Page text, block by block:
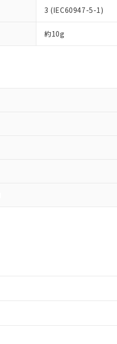
3 (IEC60947-5-1)
約10g